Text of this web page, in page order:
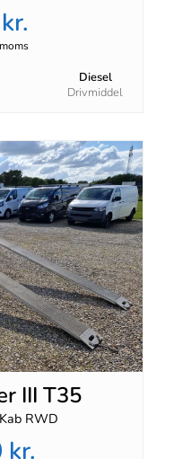
Diesel
Drivmiddel
III T35
RWD
kr.